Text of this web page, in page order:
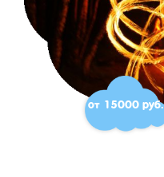
от 15000 руб.